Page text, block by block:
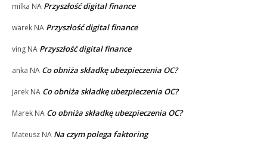
milka NA Przyszłość digital finance
warek NA Przyszłość digital finance
ving NA Przyszłość digital finance
anka NA Co obniża składkę ubezpieczenia OC?
jarek NA Co obniża składkę ubezpieczenia OC?
Marek NA Co obniża składkę ubezpieczenia OC?
Mateusz NA Na czym polega faktoring